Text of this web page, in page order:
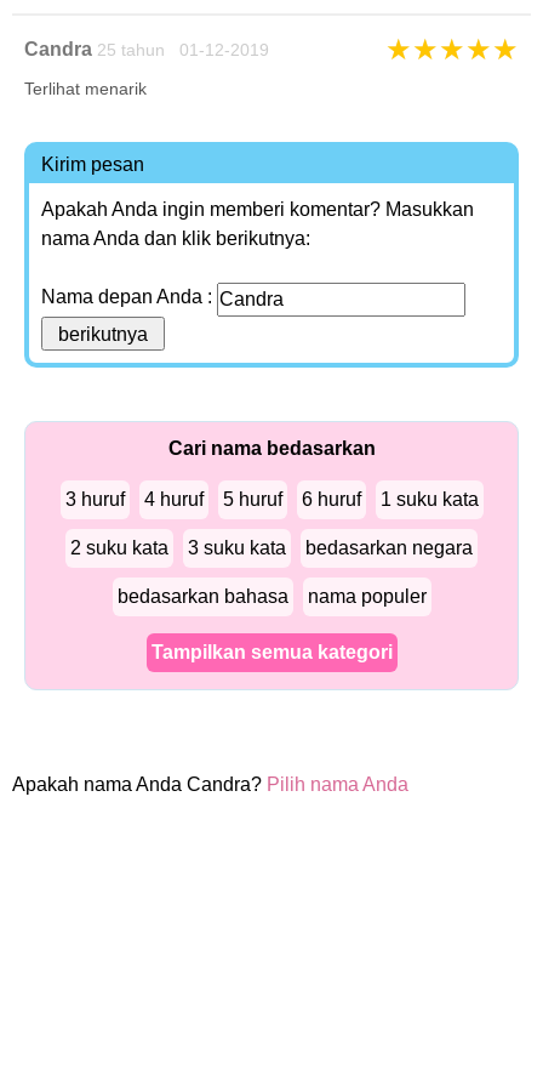
Candra 25 tahun 01-12-2019 ★★★★★
Terlihat menarik
Kirim pesan
Apakah Anda ingin memberi komentar? Masukkan
nama Anda dan klik berikutnya:
Nama depan Anda :
Cari nama bedasarkan
3 huruf 4 huruf 5 huruf 6 huruf 1 suku kata
2 suku kata 3 suku kata bedasarkan negara
bedasarkan bahasa nama populer
Tampilkan semua kategori
Apakah nama Anda Candra? Pilih nama Anda